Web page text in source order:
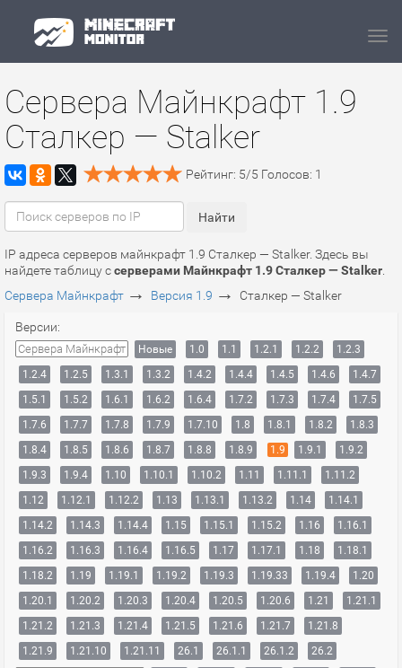
Сервера Майнкрафт 1.9
Сталкер — Stalker
Рейтинг: 5/5 Голосов: 1
IP адреса серверов майнкрафт 1.9 Сталкер — Stalker. Здесь вы
найдете таблицу ссерверами Майнкрафт 1.9 Сталкер — Stalker
Сервера Майнкрафт → Версия 1.9 → Сталкер — Stalker
Версии:
Сервера Майнкрафт Новые 1.0 1.1 1.2.1 1.2.2
1.2.3
1.2.4
1.2.5 1.3.1 1.3.2 1.4.2 1.4.4 1.4.5 1.4.6
1.4.7
1.5.1
1.5.2 1.6.1 1.6.2 1.6.4 1.7.2 1.7.3 1.7.4
1.7.5
1.7.6
1.7.7 1.7.8 1.7.9 1.7.10 1.8 1.8.1 1.8.2
1.8.3
1.8.4
1.8.5 1.8.6 1.8.7 1.8.8 1.8.9 1.9 1.9.1
1.9.2
1.9.3
1.9.4 1.10 1.10.1 1.10.2 1.11 1.11.1
1.11.2
1.12
1.12.1 1.12.2 1.13 1.13.1 1.13.2 1.14
1.14.1
1.14.2
1.14.3 1.14.4 1.15 1.15.1 1.15.2 1.16
1.16.1
1.16.2
1.16.3 1.16.4 1.16.5 1.17 1.17.1 1.18
1.18.1
1.18.2
1.19 1.19.1 1.19.2 1.19.3 1.19.33 1.19.4
1.20
1.20.1
1.20.2 1.20.3 1.20.4 1.20.5 1.20.6 1.21
1.21.1
1.21.2
1.21.3 1.21.4 1.21.5 1.21.6 1.21.7
1.21.8
1.21.9
1.21.10 1.21.11 26.1 26.1.1 26.1.2 26.2